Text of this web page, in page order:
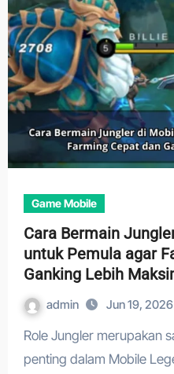
Game Mobile
Cara Bermain
untuk Pemula agar
Ganking Lebih
admin Jun 19, 2026
Role Jungler merupakan salah satu posisi paling
penting dalam Mobile